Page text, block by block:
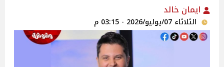
ايمان خالد
الثلاثاء 07/يوليو/2026 - 03:15 م